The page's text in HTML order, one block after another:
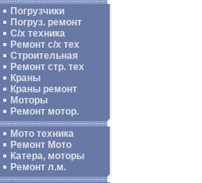
Погрузчики
Погруз. ремонт
С/х техника
Ремонт с/х тех
Строительная
Ремонт стр. тех
Краны
Краны ремонт
Моторы
Ремонт мотор.
Мото техника
Ремонт Мото
Катера, моторы
Ремонт л.м.